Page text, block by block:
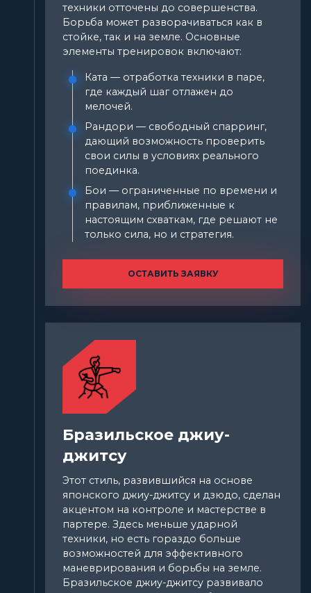
техники отточены до совершенства.
Борьба может разворачиваться как в
стойке, так и на земле. Основные
элементы тренировок включают:
Ката — отработка техники в паре,
где каждый шаг отлажен до
мелочей.
Рандори — свободный спарринг,
дающий возможность проверить
свои силы в условиях реального
поединка.
Бои — ограниченные по времени и
правилам, приближенные к
настоящим схваткам, где решают не
только сила, но и стратегия.
ОСТАВИТЬ ЗАЯВКУ
Бразильское джиу-
джитсу
Этот стиль, развившийся на основе
японского джиу-джитсу и дзюдо, сделан
акцентом на контроле и мастерстве в
партере. Здесь меньше ударной
техники, но есть гораздо больше
возможностей для эффективного
маневрирования и борьбы на земле.
Бразильское джиу-джитсу развивало